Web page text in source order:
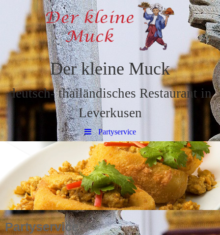
Der kleine Muck
deutsch- thailändisches Restaurant in
Leverkusen
Partyservice
Partyservice